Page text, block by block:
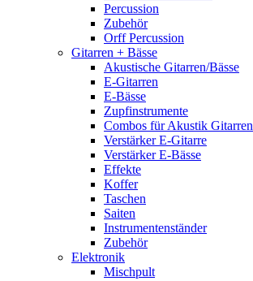
Percussion
Zubehör
Orff Percussion
Gitarren + Bässe
Akustische Gitarren/Bässe
E-Gitarren
E-Bässe
Zupfinstrumente
Combos für Akustik Gitarren
Verstärker E-Gitarre
Verstärker E-Bässe
Effekte
Koffer
Taschen
Saiten
Instrumentenständer
Zubehör
Elektronik
Mischpult